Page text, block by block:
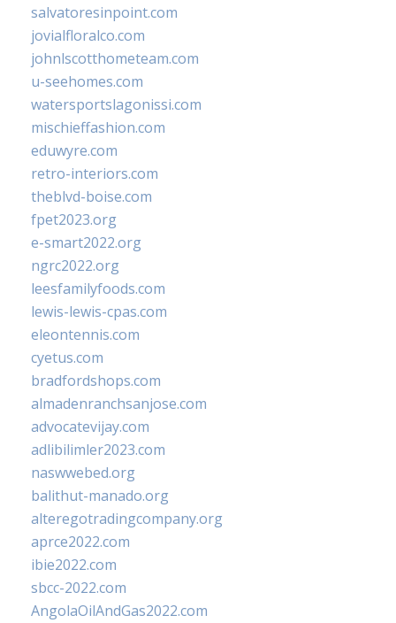
salvatoresinpoint.com
jovialfloralco.com
johnlscotthometeam.com
u-seehomes.com
watersportslagonissi.com
mischieffashion.com
eduwyre.com
retro-interiors.com
theblvd-boise.com
fpet2023.org
e-smart2022.org
ngrc2022.org
leesfamilyfoods.com
lewis-lewis-cpas.com
eleontennis.com
cyetus.com
bradfordshops.com
almadenranchsanjose.com
advocatevijay.com
adlibilimler2023.com
naswwebed.org
balithut-manado.org
alteregotradingcompany.org
aprce2022.com
ibie2022.com
sbcc-2022.com
AngolaOilAndGas2022.com